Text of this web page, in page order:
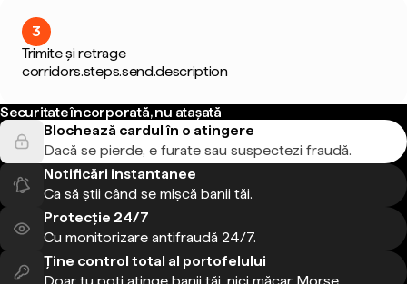
3
Trimite și retrage
corridors.steps.send.description
Securitate încorporată, nu atașată
Blochează cardul în o atingere
Dacă se pierde, e furate sau suspectezi fraudă.
Notificări instantanee
Ca să știi când se mișcă banii tăi.
Protecție 24/7
Cu monitorizare antifraudă 24/7.
Ține control total al portofelului